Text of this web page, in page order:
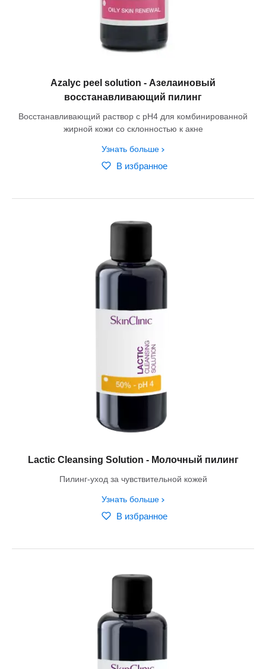
Azalyc peel solution - Азелаиновый
восстанавливающий пилинг
Восстанавливающий раствор с рН4 для комбинированной
жирной кожи со склонностью к акне
Узнать больше
В избранное
Lactic Cleansing Solution - Молочный пилинг
Пилинг-уход за чувствительной кожей
Узнать больше
В избранное